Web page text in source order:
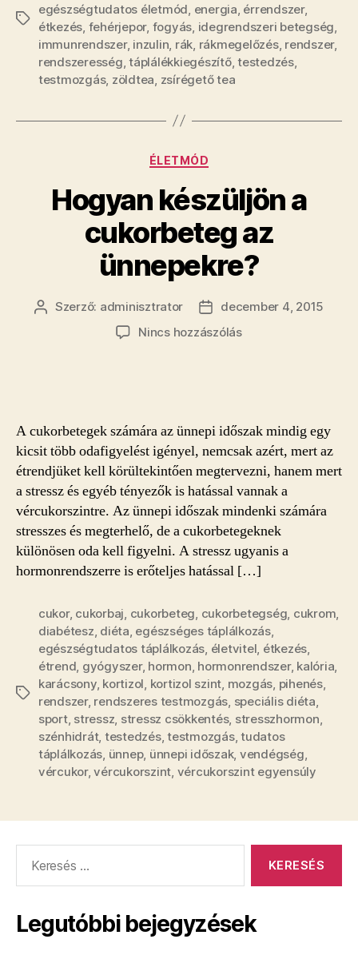
Címkék
egészségtudatos életmód energia érrendszer,
étkezés fehérjepor, fogyás idegrendszeri betegség
immunrendszer, inzulin rák rákmegelőzés, rendszer,
rendszeresség ,táplálékkiegészítő,testedzés,
testmozgás, zöldtea zsírégető tea
Kategóriák
ÉLETMÓD
Hogyan készüljön a
cukorbeteg az
ünnepekre?
Bejegyzés
Szerző: adminisztrator
Bejegyzés
dátuma
december 4, 2015
Nincs hozzászólása(z)
ünnepekre?
bejegyzéshez
A cukorbetegek számára az ünnepi időszak mindig egy
kicsit több odafigyelést igényel, nemcsak azért, mert az
étrendjüket kell körültekintően megtervezni, hanem mert
a stressz és egyéb tényezők is hatással vannak a
vércukorszintre. Az ünnepi időszak mindenki számára
stresszes és megterhelő, de a cukorbetegeknek
különösen oda kell figyelni. A stressz ugyanis a
hormonrendszerre is erőteljes hatással […]
Címkék
cukor, cukorbaj, cukorbeteg, cukorbetegség, cukrom,
diabétesz, diéta, egészséges táplálkozás,
egészségtudatos táplálkozás, életvitel, étkezés,
étrend, gyógyszer, hormon, hormonrendszer, kalória,
karácsony, kortizol, kortizol szint, mozgás, pihenés,
rendszer, rendszeres testmozgás, speciális diéta,
sport, stressz, stressz csökkentés, stresszhormon,
szénhidrát, testedzés,testmozgás,tudatos
táplálkozás, ünnep, ünnepi időszak, vendégség,
vércukor,vércukorszint, vércukorszint egyensúly
Legutóbbi bejegyzések